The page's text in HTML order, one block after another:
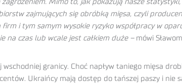
Mimo to, jak pokazują nasze
zajmujących się obróbką mięsa, czyli
i tym samym wysokie ryzyko współpracy w
na czas lub wcale jest całkiem duże –mówi
granicy. Choć napływ taniego mięsa
Ukraińcy mają dostęp do tańszej paszy i nie